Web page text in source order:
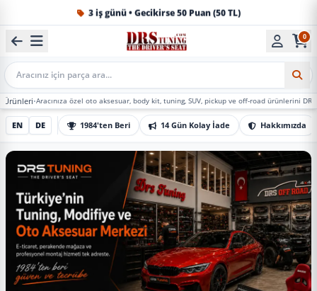
1984'ten beri Türkiye’nin en büyük oto aksesuar ve tuning
0
Mobil Arama
özel oto aksesuar, body kit, tuning, SUV, pickup ve off-road ürünlerini DRS Tuning’de
EN DE 1984'ten Beri 14 Gün Kolay İade Hakkımızda